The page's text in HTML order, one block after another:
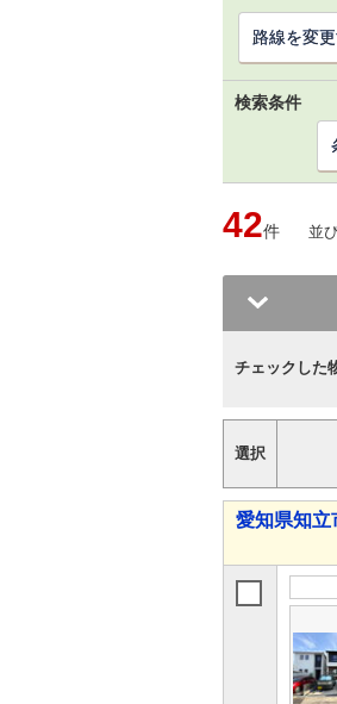
路線を変
検索条件
42件 並
チェックした
選択
愛知県知立